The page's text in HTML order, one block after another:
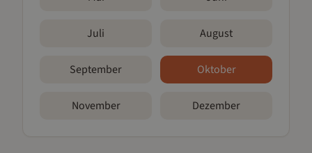
Juli August
September Oktober
November Dezember